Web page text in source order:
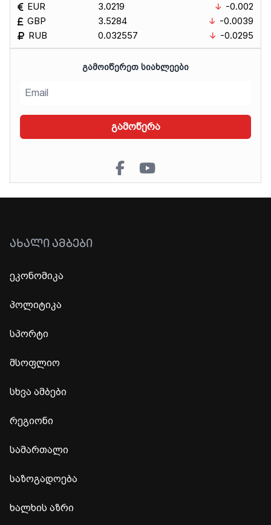
EUR
GBP
RUB
3.0219
3.5284
0.032557
-0.002
-0.0039
-0.0295
ᲒᲐᲛᲝᲘᲬᲔᲠᲔᲗ ᲡᲘᲐᲮᲚᲔᲔᲑᲘ
გამოწერა
ᲐᲮᲐᲚᲘ ᲐᲛᲑᲔᲑᲘ
ეკონომიკა
პოლიტიკა
სპორტი
მსოფლიო
სხვა ამბები
რეგიონი
სამართალი
საზოგადოება
ხალხის აზრი